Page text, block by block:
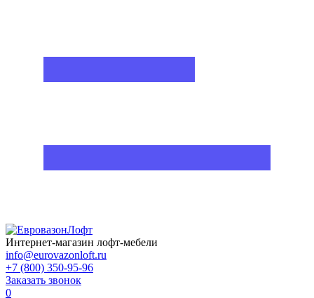
Интернет-магазин лофт-мебели
info@eurovazonloft.ru
+7 (800) 350-95-96
Заказать звонок
0